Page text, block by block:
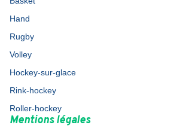
Hand
Rugby
Volley
Hockey-sur-glace
Rink-hockey
Roller-hockey
Mentions légales